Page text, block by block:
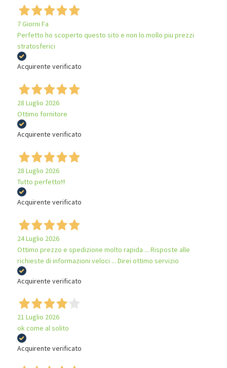
7 Giorni Fa
Perfetto ho scoperto questo sito e non lo.mollo piu prezzi
stratosferici
Acquirente verificato
28 Luglio 2026
Ottimo fornitore
Acquirente verificato
28 Luglio 2026
Tutto perfetto!!!
Acquirente verificato
24 Luglio 2026
Ottimo prezzo e spedizione molto rapida ... Risposte alle
richieste di informazioni veloci ... Direi ottimo servizio
Acquirente verificato
21 Luglio 2026
ok come al solito
Acquirente verificato